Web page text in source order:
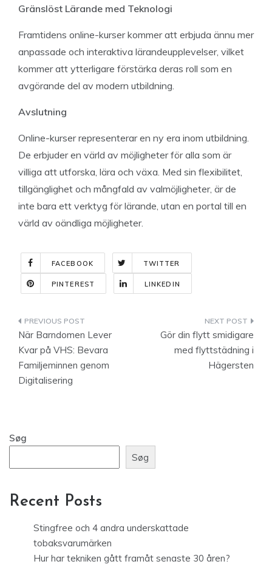
Gränslöst Lärande med Teknologi
Framtidens online-kurser kommer att erbjuda ännu mer
anpassade och interaktiva lärandeupplevelser, vilket
kommer att ytterligare förstärka deras roll som en
avgörande del av modern utbildning.
Avslutning
Online-kurser representerar en ny era inom utbildning.
De erbjuder en värld av möjligheter för alla som är
villiga att utforska, lära och växa. Med sin flexibilitet,
tillgänglighet och mångfald av valmöjligheter, är de
inte bara ett verktyg för lärande, utan en portal till en
värld av oändliga möjligheter.
FACEBOOK TWITTER
PINTEREST LINKEDIN
Indlægsnavigation
När Barndomen Lever
Kvar på VHS: Bevara
Familjeminnen genom
Digitalisering
Gör din flytt smidigare
med flyttstädning i
Hägersten
Søg
Søg
Recent Posts
Stingfree och 4 andra underskattade
tobaksvarumärken
Hur har tekniken gått framåt senaste 30 åren?